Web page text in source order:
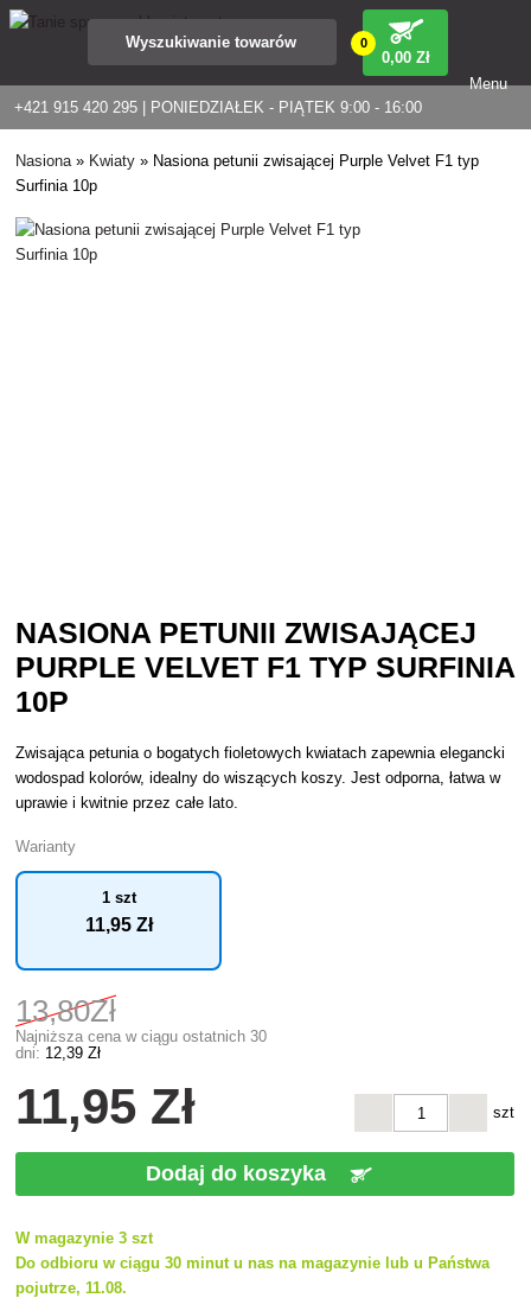
+421 915 420 295 | PONIEDZIAŁEK - PIĄTEK 9:00 - 16:00
0
0,00 Zł
Menu
Nasiona» Kwiaty » Nasiona petunii zwisającej Purple Velvet F1 typ
Surfinia 10p
NASIONA PETUNII ZWISAJĄCEJ
PURPLE VELVET F1 TYP SURFINIA
10P
Zwisająca petunia o bogatych fioletowych kwiatach zapewnia elegancki
wodospad kolorów, idealny do wiszących koszy. Jest odporna, łatwa w
uprawie i kwitnie przez całe lato.
Warianty
1 szt
11,95 Zł
13,80Zł
Najniższa cena w ciągu ostatnich 30
dni: 12,39 Zł
11,95 Zł szt
Dodaj do koszyka
W magazynie 3 szt
Do odbioru w ciągu 30 minut u nas na magazynie lub u Państwa
pojutrze, 11.08.